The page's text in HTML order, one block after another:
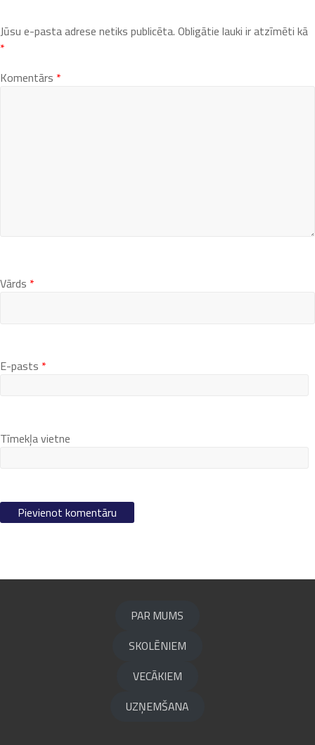
Jūsu e-pasta adrese netiks publicēta.Obligātie lauki ir atzīmēti kā
*
Komentārs *
Vārds *
E-pasts *
Tīmekļa vietne
PAR MUMS
SKOLĒNIEM
VECĀKIEM
UZŅEMŠANA